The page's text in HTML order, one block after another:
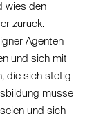
wies den
zurück.
Agenten
und sich mit
die sich stetig
müsse
und sich